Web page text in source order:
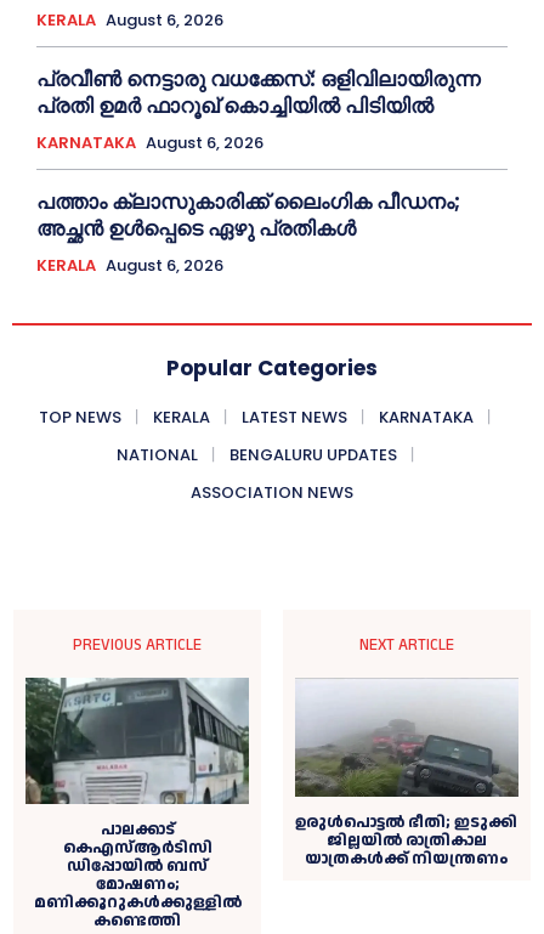
KERALA August 6, 2026
പ്രവീണ്‍ നെട്ടാരു വധക്കേസ്: ഒളിവിലായിരുന്ന
പ്രതി ഉമര്‍ ഫാറൂഖ് കൊച്ചിയില്‍ പിടിയില്‍
KARNATAKA August 6, 2026
പത്താം ക്ലാസുകാരിക്ക് ലൈംഗിക പീഡനം;
അച്ഛന്‍ ഉള്‍പ്പെടെ ഏഴു പ്രതികള്‍
KERALA August 6, 2026
Popular Categories
TOP NEWS KERALA LATEST NEWS
KARNATAKA
NATIONAL
BENGALURU UPDATES
ASSOCIATION NEWS
PREVIOUS ARTICLE
പാലക്കാട്
കെഎസ്‌ആര്‍ടിസി
ഡിപ്പോയില്‍ ബസ്
മോഷണം;
മണിക്കൂറുകള്‍ക്കുള്ളില്‍
കണ്ടെത്തി
NEXT ARTICLE
ഉരുള്‍പൊട്ടല്‍ ഭീതി; ഇടുക്കി
ജില്ലയില്‍ രാത്രികാല
യാത്രകള്‍ക്ക് നിയന്ത്രണം